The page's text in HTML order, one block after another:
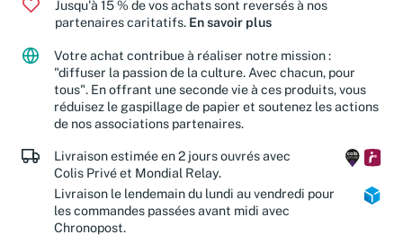
Jusqu'à 15 % de vos achats sont reversés à nos
partenaires caritatifs. En savoir plus
Votre achat contribue à réaliser notre mission :
"diffuser la passion de la culture. Avec chacun, pour
tous". En offrant une seconde vie à ces produits, vous
réduisez le gaspillage de papier et soutenez les actions
de nos associations partenaires.
Livraison estimée en 2 jours ouvrés avec
Colis Privé et Mondial Relay.
Livraison le lendemain du lundi au vendredi pour
les commandes passées avant midi avec
Chronopost.